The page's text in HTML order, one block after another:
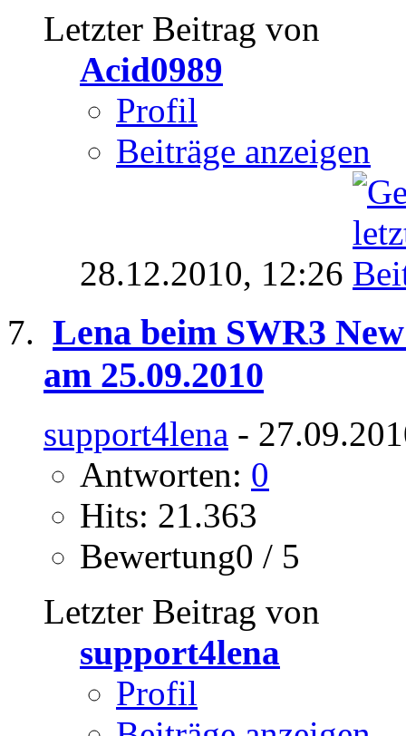
Letzter Beitrag von
Acid0989
Profil
Beiträge anzeigen
28.12.2010, 12:26
Lena beim SWR3
am 25.09.2010
support4lena -
Antworten: 0
Hits: 21.363
Bewertung0 / 5
Letzter Beitrag von
support4lena
Profil